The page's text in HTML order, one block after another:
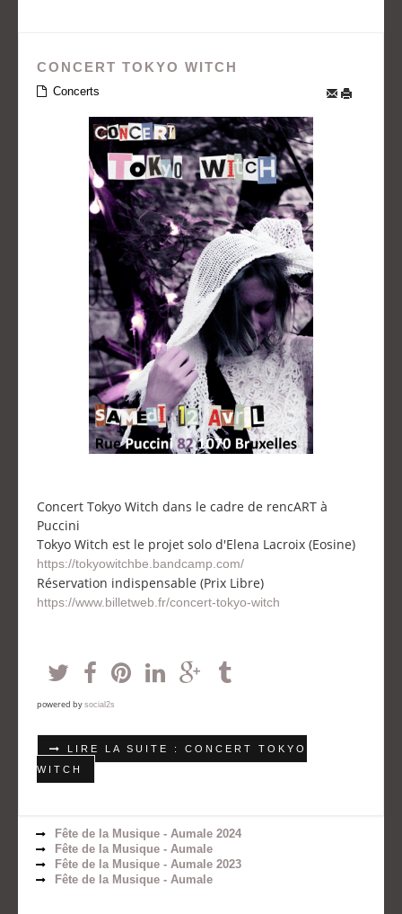
CONCERT TOKYO WITCH
Concerts
Concert Tokyo Witch dans le cadre de rencART à
Puccini
Tokyo Witch est le projet solo d'Elena Lacroix (Eosine)
https://tokyowitchbe.bandcamp.com/
Réservation indispensable (Prix Libre)
https://www.billetweb.fr/concert-tokyo-witch
powered by social2s
LIRE LA SUITE : CONCERT TOKYO
WITCH
Fête de la Musique - Aumale 2024
Fête de la Musique - Aumale
Fête de la Musique - Aumale 2023
Fête de la Musique - Aumale